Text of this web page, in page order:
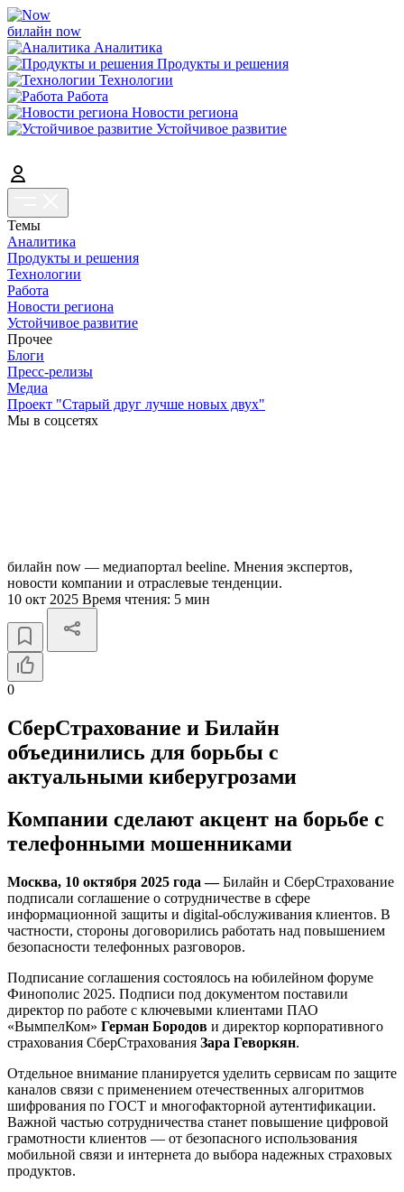
билайн now
Аналитика
Продукты и решения
Технологии
Работа
Новости региона
Устойчивое развитие
Темы
Аналитика
Продукты и решения
Технологии
Работа
Новости региона
Устойчивое развитие
Прочее
Блоги
Пресс-релизы
Медиа
Проект "Старый друг лучше новых двух"
Мы в соцсетях
билайн now — медиапортал beeline. Мнения экспертов,
новости компании и отраслевые тенденции.
10 окт 2025 Время чтения: 5 мин
0
СберСтрахование и Билайн
объединились для борьбы с
актуальными киберугрозами
Компании сделают акцент на борьбе с
телефонными мошенниками
Москва, 10 октября 2025 года —Билайн и СберСтрахование
подписали соглашение о сотрудничестве в сфере
информационной защиты и digital-обслуживания клиентов. В
частности, стороны договорились работать над повышением
безопасности телефонных разговоров.
Подписание соглашения состоялось на юбилейном форуме
Финополис 2025. Подписи под документом поставили
директор по работе с ключевыми клиентами ПАО
«ВымпелКом» Герман Бородов и директор корпоративного
страхования СберСтрахования Зара Геворкян.
Отдельное внимание планируется уделить сервисам по защите
каналов связи с применением отечественных алгоритмов
шифрования по ГОСТ и многофакторной аутентификации.
Важной частью сотрудничества станет повышение цифровой
грамотности клиентов — от безопасного использования
мобильной связи и интернета до выбора надежных страховых
продуктов.